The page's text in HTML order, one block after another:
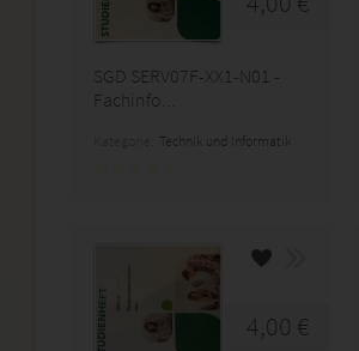
SGD SERV07F-XX1-N01 -
Fachinfo...
Technik und Informatik
4,00 €